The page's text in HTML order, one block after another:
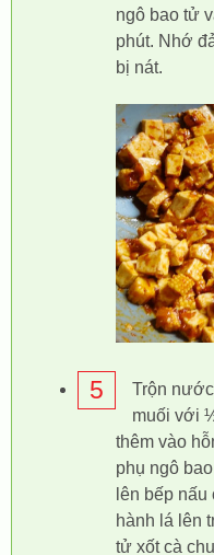
ngô bao tử
phút. Nhớ
bị nát.
5
Trộn
muối với
thêm vào
phụ ngô
lên bếp
hành lá lên
tử xốt cà